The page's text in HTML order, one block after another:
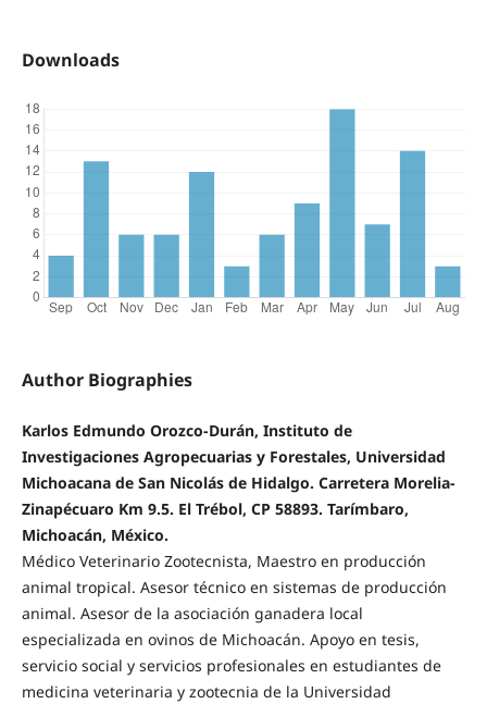
Downloads
Author Biographies
Karlos Edmundo Orozco-Durán, Instituto de
Investigaciones Agropecuarias y Forestales, Universidad
Michoacana de San Nicolás de Hidalgo. Carretera Morelia-
Zinapécuaro Km 9.5. El Trébol, CP 58893. Tarímbaro,
Michoacán, México.
Médico Veterinario Zootecnista, Maestro en producción
animal tropical. Asesor técnico en sistemas de producción
animal. Asesor de la asociación ganadera local
especializada en ovinos de Michoacán. Apoyo en tesis,
servicio social y servicios profesionales en estudiantes de
medicina veterinaria y zootecnia de la Universidad